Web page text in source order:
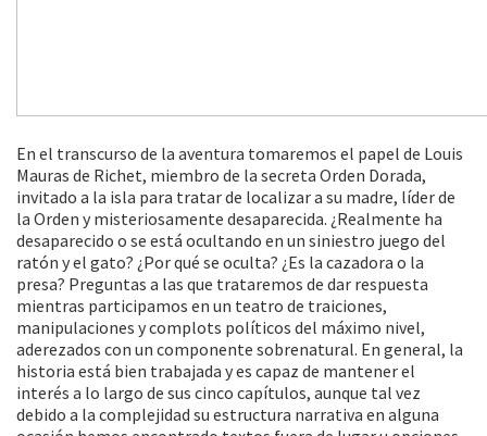
En el transcurso de la aventura tomaremos el papel de Louis
Mauras de Richet, miembro de la secreta Orden Dorada,
invitado a la isla para tratar de localizar a su madre, líder de
la Orden y misteriosamente desaparecida. ¿Realmente ha
desaparecido o se está ocultando en un siniestro juego del
ratón y el gato? ¿Por qué se oculta? ¿Es la cazadora o la
presa? Preguntas a las que trataremos de dar respuesta
mientras participamos en un teatro de traiciones,
manipulaciones y complots políticos del máximo nivel,
aderezados con un componente sobrenatural. En general, la
historia está bien trabajada y es capaz de mantener el
interés a lo largo de sus cinco capítulos, aunque tal vez
debido a la complejidad su estructura narrativa en alguna